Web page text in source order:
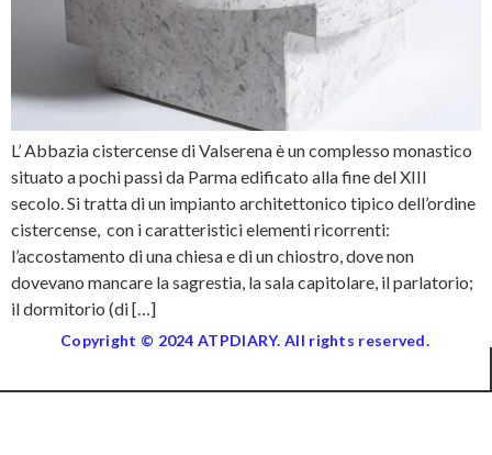
L’ Abbazia cistercense di Valserena è un complesso monastico
situato a pochi passi da Parma edificato alla fine del XIII
secolo. Si tratta di un impianto architettonico tipico dell’ordine
cistercense, con i caratteristici elementi ricorrenti:
l’accostamento di una chiesa e di un chiostro, dove non
dovevano mancare la sagrestia, la sala capitolare, il parlatorio;
il dormitorio (di […]
Copyright © 2024 ATPDIARY. All rights reserved.